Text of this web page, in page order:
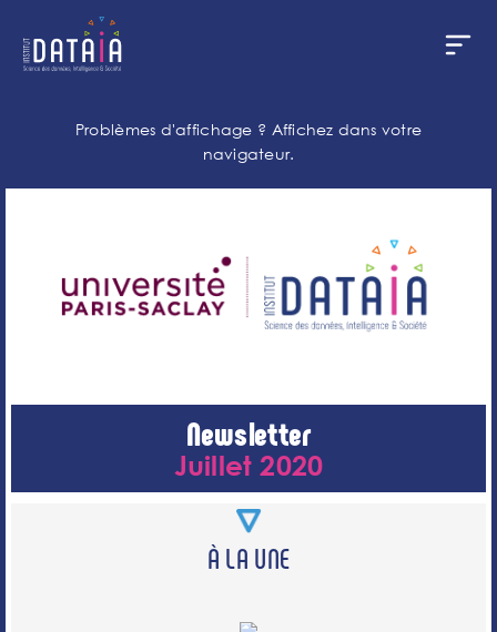
Problèmes d'affichage ? Affichez dans votre
navigateur.
Newsletter
Juillet 2020
À LA UNE
Panneau de gestion des cookies